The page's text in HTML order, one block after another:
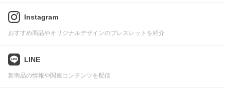
Instagram
おすすめ商品やオリジナルデザインのブレスレットを紹介
LINE
新商品の情報や関連コンテンツを配信